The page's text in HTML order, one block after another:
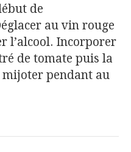
de
au vin rouge
l’alcool. Incorporer
de tomate puis la
mijoter pendant au